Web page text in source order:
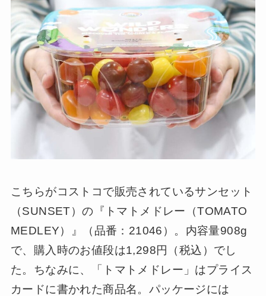
こちらがコストコで販売されているサンセット
（SUNSET）の『トマトメドレー（TOMATO
MEDLEY）』（品番：21046）。内容量908g
で、購入時のお値段は1,298円（税込）でし
た。ちなみに、「トマトメドレー」はプライス
カードに書かれた商品名。パッケージには